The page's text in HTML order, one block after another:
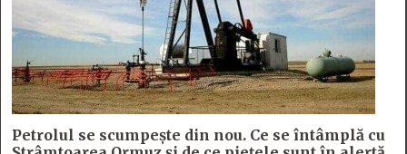
Petrolul se scumpește din nou. Ce se întâmplă cu